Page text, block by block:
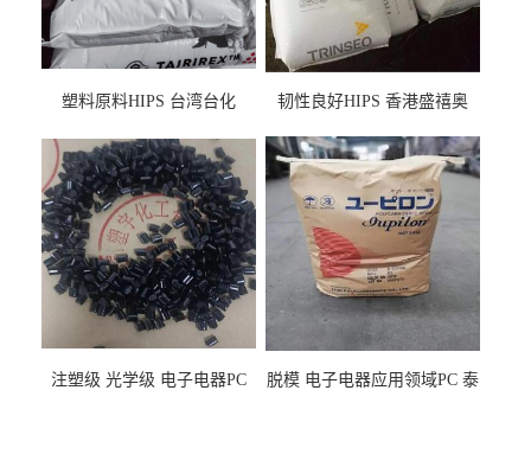
塑料原料HIPS 台湾台化
用料
韧性良好HIPS 香港盛禧奥
注塑级 光学级 电子电器PC
脱模 电子电器应用领域PC 泰